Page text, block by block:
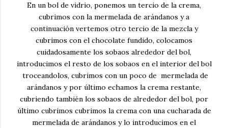
En un bol de vidrio, ponemos un tercio de la crema,
cubrimos con la mermelada de arándanos y a
continuación vertemos otro tercio de la mezcla y
cubrimos con el chocolate fundido, colocamos
cuidadosamente los sobaos alrededor del bol,
introducimos el resto de los sobaos en el interior del bol
troceandolos, cubrimos con un poco de mermelada de
arándanos y por último echamos la crema restante,
cubriendo también los sobaos de alrededor del bol, por
último cubrimos cubrimos la crema con una cucharada de
mermelada de arándanos y lo introducimos en el